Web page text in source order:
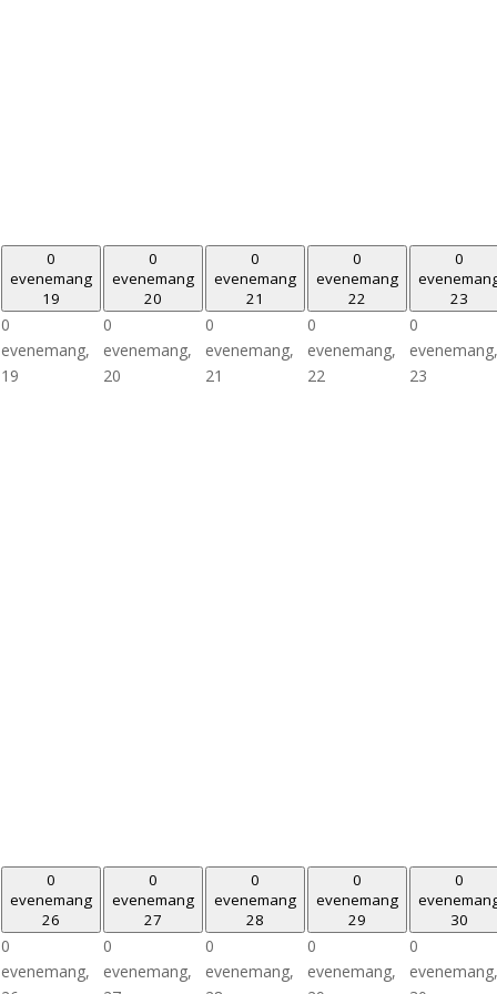
0
evenemang
19
0
evenemang,
19
0
evenemang
20
0
evenemang,
20
0
evenemang
21
0
evenemang,
21
0
evenemang
22
0
evenemang,
22
0
23
0
evenemang,
23
0
evenemang
26
0
evenemang,
0
evenemang
27
0
evenemang,
0
evenemang
28
0
evenemang,
0
evenemang
29
0
evenemang,
0
30
0
evenemang,